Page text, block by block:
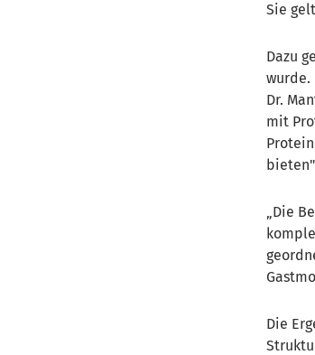
Sie
Dazu
wurde.
Dr.
mit
Die
Die